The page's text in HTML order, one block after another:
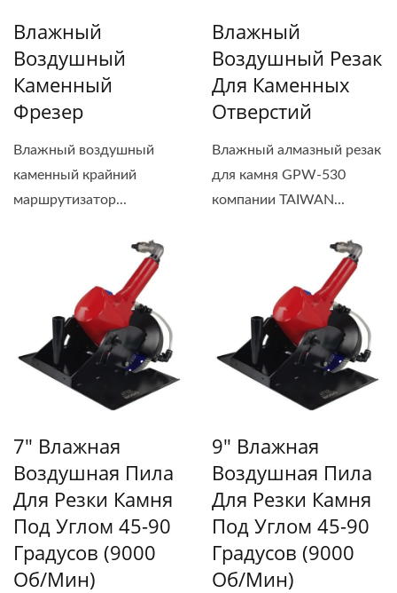
Влажный
Воздушный
Каменный
Фрезер
Влажный воздушный
каменный крайний
маршрутизатор...
Влажный
Воздушный Резак
Для Каменных
Отверстий
Влажный алмазный резак
для камня GPW-530
компании TAIWAN...
7" Влажная
Воздушная Пила
Для Резки Камня
Под Углом 45-90
Градусов (9000
Об/мин)
9" Влажная
Воздушная Пила
Для Резки Камня
Под Углом 45-90
Градусов (9000
Об/мин)